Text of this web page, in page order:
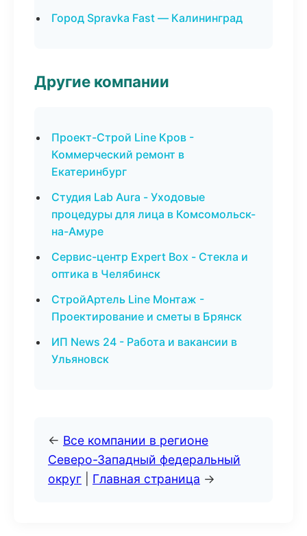
Город Spravka Fast — Калининград
Другие компании
Проект-Строй Line Кров -
Коммерческий ремонт в
Екатеринбург
Студия Lab Aura - Уходовые
процедуры для лица в Комсомольск-
на-Амуре
Сервис-центр Expert Box - Стекла и
оптика в Челябинск
СтройАртель Line Монтаж -
Проектирование и сметы в Брянск
ИП News 24 - Работа и вакансии в
Ульяновск
← Все компании в регионе
Северо-Западный федеральный
округ
Главная страница →